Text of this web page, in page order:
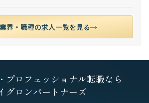
界・職種の求人一覧を見る
プロフェッショナル転職なら
グロンパートナーズ